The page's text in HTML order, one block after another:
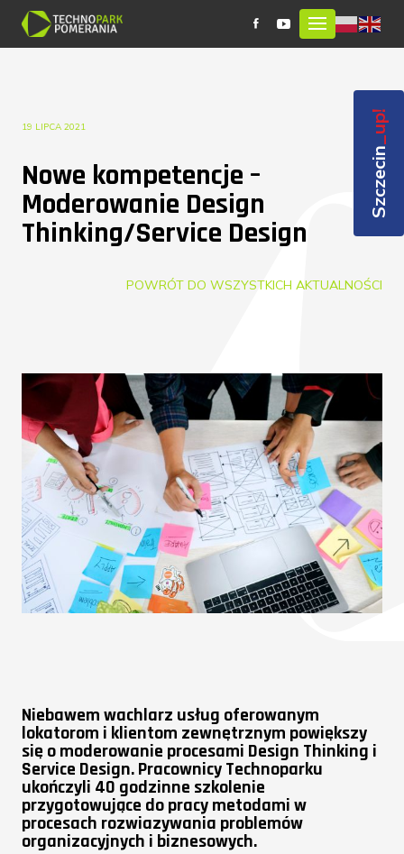
Szczecin
_up!
19 LIPCA 2021
Nowe kompetencje –
Moderowanie Design
Thinking/Service Design
POWRÓT DO WSZYSTKICH AKTUALNOŚCI
Niebawem wachlarz usług oferowanym
lokatorom i klientom zewnętrznym powiększy
się o moderowanie procesami Design Thinking i
Service Design. Pracownicy Technoparku
ukończyli 40 godzinne szkolenie
przygotowujące do pracy metodami w
procesach rozwiazywania problemów
organizacyjnych i biznesowych.